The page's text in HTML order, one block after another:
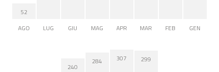
52
AGO
LUG GIU MAG APR MAR FEB GEN
240
284 307 299